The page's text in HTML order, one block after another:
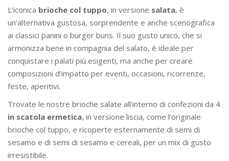
L’iconica brioche col tuppo, in versione salata, è
un’alternativa gustosa, sorprendente e anche scenografica
ai classici panini o burger buns. Il suo gusto unico, che si
armonizza bene in compagnia del salato, è ideale per
conquistare i palati più esigenti, ma anche per creare
composizioni d’impatto per eventi, occasioni, ricorrenze,
feste, aperitivi.
Trovate le nostre brioche salate all’interno di confezioni da 4
in scatola ermetica, in versione liscia, come l’originale
brioche col tuppo, e ricoperte esternamente di semi di
sesamo e di semi di sesamo e cereali, per un mix di gusto
irresistibile.